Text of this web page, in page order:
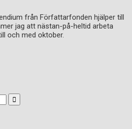
från Författarfonden hjälper till
jag att nästan-på-heltid arbeta
och med oktober.